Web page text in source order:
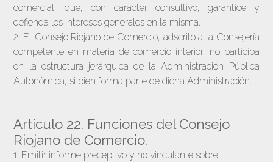
comercial, que, con carácter consultivo, garantice y
defienda los intereses generales en la misma.
2. El Consejo Riojano de Comercio, adscrito a la Consejería
competente en materia de comercio interior, no participa
en la estructura jerárquica de la Administración Pública
Autonómica, si bien forma parte de dicha Administración.
Artículo 22. Funciones del Consejo
Riojano de Comercio.
1. Emitir informe preceptivo y no vinculante sobre: